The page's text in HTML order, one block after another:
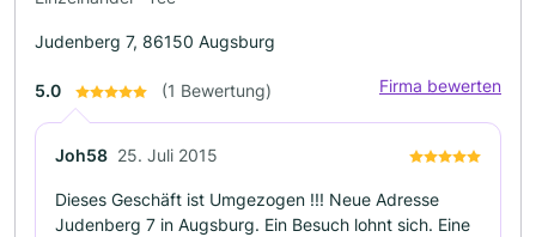
Judenberg 7, 86150 Augsburg
5.0 (1 Bewertung) Firma bewerten
Joh58 25. Juli 2015
Dieses Geschäft ist Umgezogen !!! Neue Adresse
Judenberg 7 in Augsburg. Ein Besuch lohnt sich. Eine